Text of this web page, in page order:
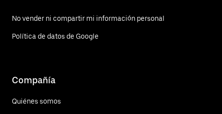
No vender ni compartir mi información personal
Política de datos de Google
Compañía
Quiénes somos